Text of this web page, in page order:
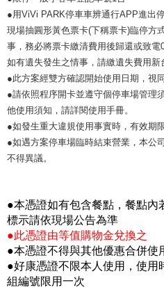
●用ViVi PARK停車車辨通行APP進出
現場抽圓形黃色票卡(下稱票卡)臨停方
事，務必將票卡繳清費用後歸還或致電
如有遺失發生之情事，請繳遺失費用新
●此方案經雙方確認開始使用日期，視
●請依照程序開卡並遵守個停車場管理
他使用須知，請詳閱使用手冊。
●如發生重大違規使用事實時，有效期
●如遇方案停車場臨時結束營業，本公
不得異議。
●本憑證如有包含餐點，餐點內
標示請依現場公告為準
●此憑證由等值購物金兌換之
●本憑證不得與其他優惠合併使
●好康憑證不限本人使用，使用
組編號限用一次